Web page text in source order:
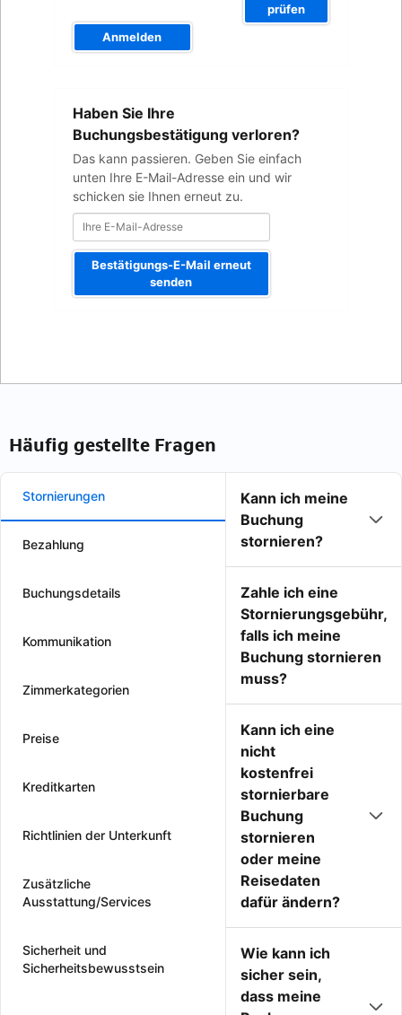
Anmelden
prüfen
Haben Sie Ihre
Buchungsbestätigung verloren?
Das kann passieren. Geben Sie einfach
unten Ihre E-Mail-Adresse ein und wir
schicken sie Ihnen erneut zu.
Adresse
Bestätigungs-E-Mail erneut
senden
Häufig gestellte Fragen
Stornierungen
Bezahlung
Buchungsdetails
Kommunikation
Zimmerkategorien
Preise
Kreditkarten
Richtlinien der Unterkunft
Zusätzliche
Ausstattung/Services
Sicherheit und
Sicherheitsbewusstsein
Kann ich meine
Buchung
stornieren?
Zahle ich eine
Stornierungsgebühr,
falls ich meine
Buchung stornieren
muss?
Kann ich eine
nicht
kostenfrei
stornierbare
Buchung
stornieren
oder meine
Reisedaten
dafür ändern?
Wie kann ich
sicher sein,
dass meine